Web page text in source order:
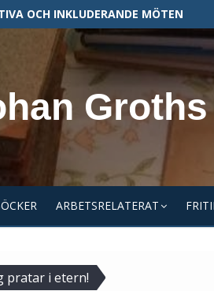
OCH INKLUDERANDE MÖTEN
ARBETSRELATERAT
pratar i etern!